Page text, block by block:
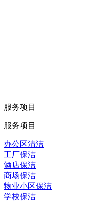
服务项目
服务项目
办公区清洁
工厂保洁
酒店保洁
商场保洁
物业小区保洁
学校保洁